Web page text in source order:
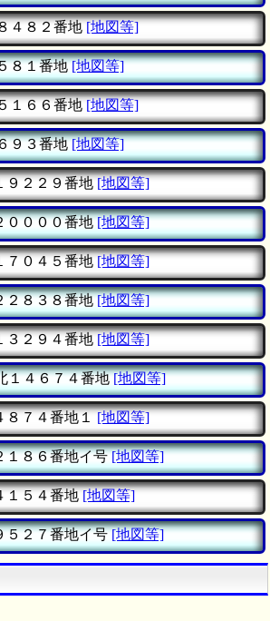
４８２番地 [地図等]
８１番地 [地図等]
１６６番地 [地図等]
９３番地 [地図等]
９２２９番地 [地図等]
００００番地 [地図等]
７０４５番地 [地図等]
２８３８番地 [地図等]
３２９４番地 [地図等]
１４６７４番地 [地図等]
８７４番地１ [地図等]
１８６番地イ号 [地図等]
１５４番地 [地図等]
５２７番地イ号 [地図等]